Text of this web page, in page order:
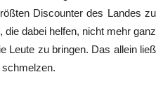
Discounter des Landes zu
dabei helfen, nicht mehr ganz
Leute zu bringen. Das allein ließ